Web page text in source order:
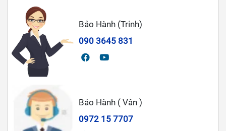
Bảo Hành (Trinh)
090 3645 831
Bảo Hành ( Vân )
0972 15 7707